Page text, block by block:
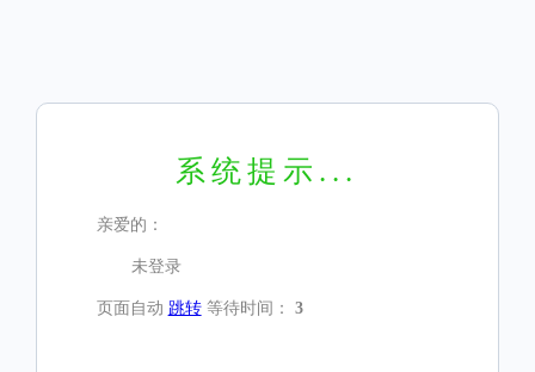
系统提示...
亲爱的：
未登录
页面自动 跳转等待时间： 3